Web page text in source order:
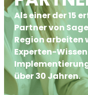
Als einer der 15
Partner von
Region arbeiten
Experten-
über 30 Jahren.